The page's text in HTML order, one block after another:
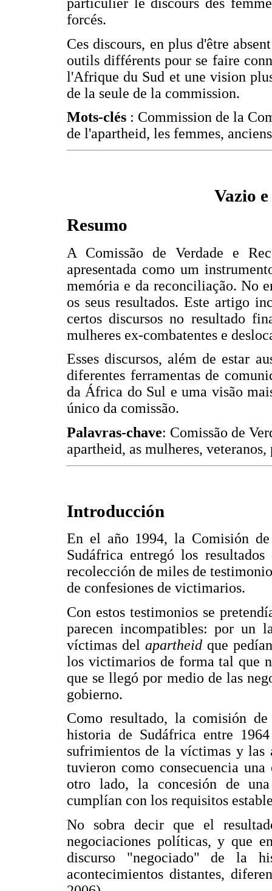
forcés.
Ces discours, en plus d'être
outils différents pour se faire
l'Afrique du Sud et une vision
de la seule de la commission.
Mots-clés : Commission de la
de l'apartheid, les femmes,
Vazio
Resumo
A Comissão de Verdade e
apresentada como um
memória e da reconciliação. No
os seus resultados. Este artigo
certos discursos no resultado
mulheres ex-combatentes e
Esses discursos, além de estar
diferentes ferramentas de
da África do Sul e uma visão
único da comissão.
Palavras-chave: Comissão de
apartheid, as mulheres, veteranos,
Introducción
En el año 1994, la Comisión
Sudáfrica entregó los
recolección de miles de
de confesiones de victimarios.
Con estos testimonios se
parecen incompatibles: por un
víctimas del apartheid que
los victimarios de forma tal que
que se llegó por medio de las
gobierno.
Como resultado, la comisión
historia de Sudáfrica entre
sufrimientos de la víctimas y las
tuvieron como consecuencia
otro lado, la concesión de
cumplían con los requisitos
No sobra decir que el
negociaciones políticas, y que
discurso "negociado" de la
acontecimientos distantes,